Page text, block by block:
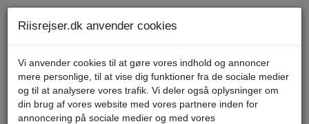
Menu
Riisrejser.dk anvender cookies
Vi anvender cookies til at gøre vores indhold og annoncer
mere personlige, til at vise dig funktioner fra de sociale medier
og til at analysere vores trafik. Vi deler også oplysninger om
din brug af vores website med vores partnere inden for
annoncering på sociale medier og med vores